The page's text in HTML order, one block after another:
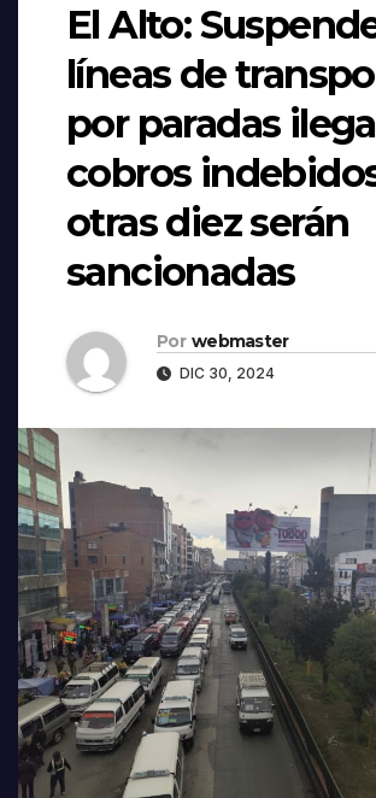
El Alto:
líneas de
por paradas
cobros
otras diez serán
sancionadas
Por webmaster
DIC 30, 2024